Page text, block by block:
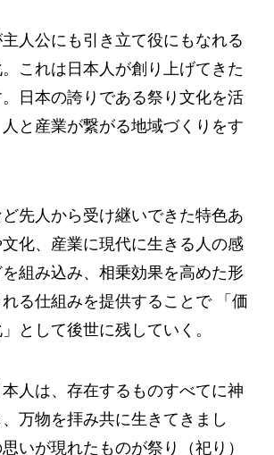
人公にも引き立て役にもなれる
これは日本人が創り上げてきた
日本の誇りである祭り文化を活
と産業が繋がる地域づくりをす
先人から受け継いできた特色あ
化、産業に現代に生きる人の感
組み込み、相乗効果を高めた形
る仕組みを提供することで 「価
として後世に残していく。
人は、存在するものすべてに神
万物を拝み共に生きてきまし
いが現れたものが祭り（祀り）